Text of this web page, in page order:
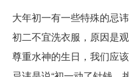
大年初一有一些特殊的忌
初二不宜洗衣服，原因是
尊重水神的生日，我们应